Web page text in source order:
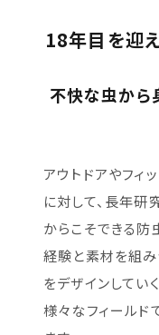
18年目を迎
不快な虫から
アウトドアやフィ
に対して、長年
からこそできる防
経験と素材を組み
をデザインしてい
様々なフィールド